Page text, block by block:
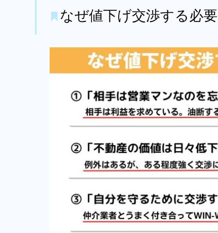
なぜ値下げ交渉する必